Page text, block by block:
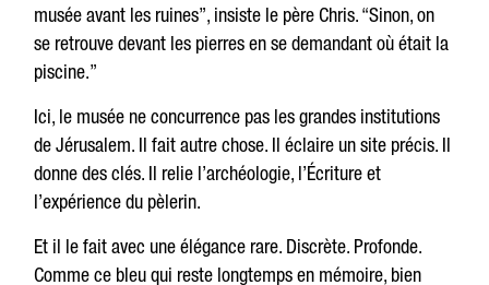
musée avant les ruines”, insiste le père Chris. “Sinon, on
se retrouve devant les pierres en se demandant où était la
piscine.”
Ici, le musée ne concurrence pas les grandes institutions
de Jérusalem. Il fait autre chose. Il éclaire un site précis. Il
donne des clés. Il relie l’archéologie, l’Écriture et
l’expérience du pèlerin.
Et il le fait avec une élégance rare. Discrète. Profonde.
Comme ce bleu qui reste longtemps en mémoire, bien